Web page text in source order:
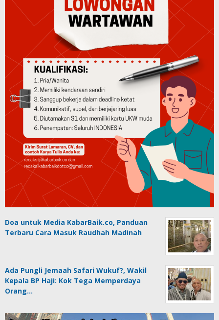
Doa untuk Media KabarBaik.co, Panduan
Terbaru Cara Masuk Raudhah Madinah
Ada Pungli Jemaah Safari Wukuf?, Wakil
Kepala BP Haji: Kok Tega Memperdaya
Orang…